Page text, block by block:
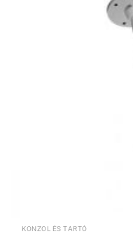
KONZOL ÉS TARTÓ